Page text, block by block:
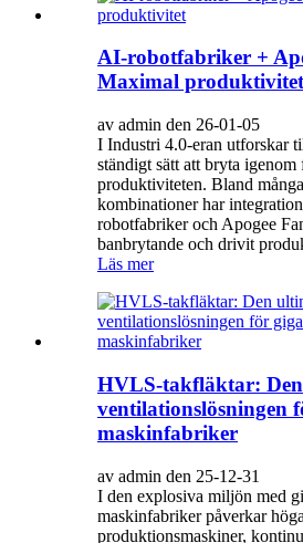
AI-robotfabriker +
Maximal produktivitet
av admin den 26-01-05
I Industri 4.0-eran utforskar
ständigt sätt att bryta igenom
produktiviteten. Bland
kombinationer har
robotfabriker och Apogee
banbrytande och drivit
Läs mer
HVLS-takfläktar:
ventilationslösningen
maskinfabriker
av admin den 25-12-31
I den explosiva miljön med
maskinfabriker påverkar höga
produktionsmaskiner,